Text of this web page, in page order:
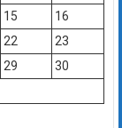
15
16
22
23
29
30